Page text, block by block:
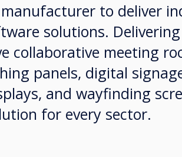
to deliver
solutions.
collaborative meeting
panels, digital
and wayfinding
for every sector.